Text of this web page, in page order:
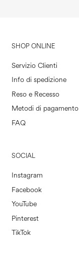
SHOP ONLINE
Servizio Clienti
Info di spedizione
Reso e Recesso
Metodi di pagamento
FAQ
SOCIAL
Instagram
Facebook
YouTube
Pinterest
TikTok